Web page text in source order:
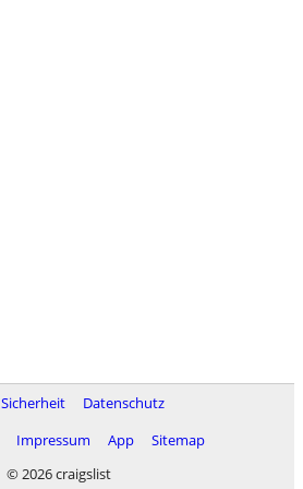
Sicherheit
Datenschutz
Impressum App
Sitemap
© 2026 craigslist